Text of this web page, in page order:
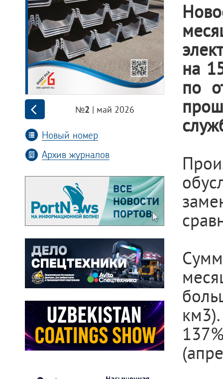
№2 | май 2026
Новый номер
Архив журналов
на
по